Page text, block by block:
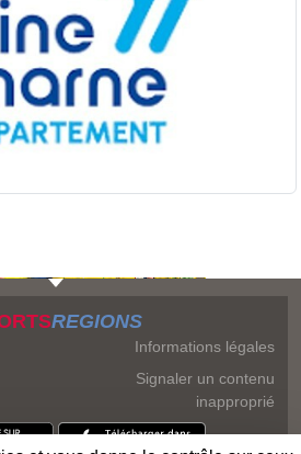
REGIONS
Informations légales
Signaler un contenu
inapproprié